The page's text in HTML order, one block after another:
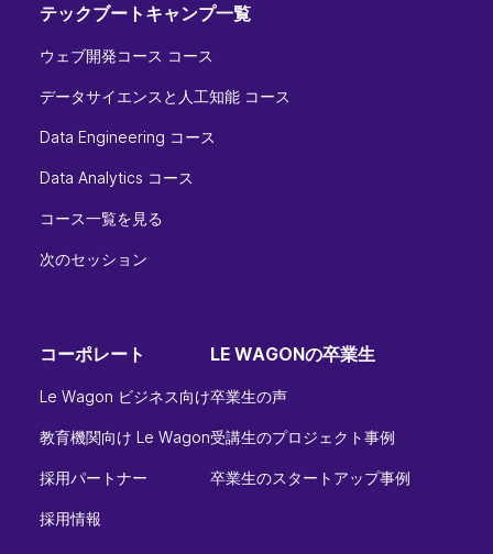
テックブートキャンプ一覧
ウェブ開発コース コース
データサイエンスと人工知能 コース
Data Engineering コース
Data Analytics コース
コース一覧を見る
次のセッション
コーポレート
Le Wagon ビジネス向け
教育機関向け Le Wagon
採用パートナー
採用情報
LE WAGONの卒業生
卒業生の声
受講生のプロジェクト事例
卒業生のスタートアップ事例